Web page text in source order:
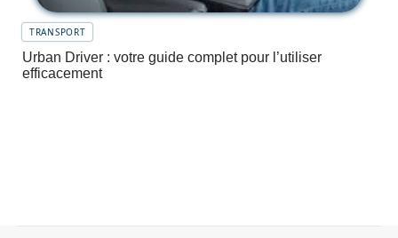
TRANSPORT
Urban Driver : votre guide complet pour l’utiliser
efficacement